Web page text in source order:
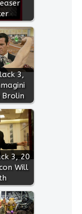
3,
Brolin
3, 20
Will